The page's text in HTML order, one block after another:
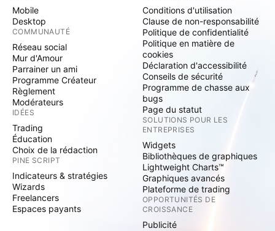
Mobile
Desktop
COMMUNAUTÉ
Réseau social
Mur d'Amour
Parrainer un ami
Programme Créateur
Règlement
Modérateurs
IDÉES
Trading
Éducation
Choix de la rédaction
PINE SCRIPT
Indicateurs & stratégies
Wizards
Freelancers
Espaces payants
Conditions d'utilisation
Clause de non-responsabilité
Politique de confidentialité
Politique en matière de
cookies
Déclaration d'accessibilité
Conseils de sécurité
Programme de chasse aux
bugs
Page du statut
SOLUTIONS POUR LES
ENTREPRISES
Widgets
Bibliothèques de graphiques
Lightweight Charts™
Graphiques avancés
Plateforme de trading
OPPORTUNITÉS DE
CROISSANCE
Publicité